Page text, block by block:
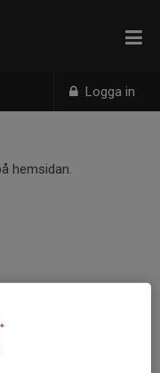
Logga in
hemsidan.